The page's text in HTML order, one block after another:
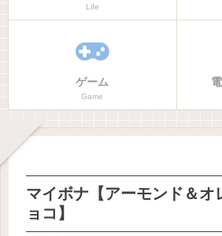
Life
ゲーム
Game
マイボナ【アーモンド＆オ
ョコ】